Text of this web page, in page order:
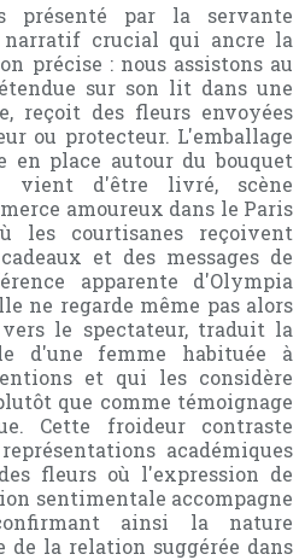
présenté par la servante
crucial qui ancre la
précise : nous assistons au
sur son lit dans une
reçoit des fleurs envoyées
ou protecteur. L'emballage
en place autour du bouquet
vient d'être livré, scène
amoureux dans le Paris
les courtisanes reçoivent
et des messages de
apparente d'Olympia
ne regarde même pas alors
le spectateur, traduit la
d'une femme habituée à
et qui les considère
que comme témoignage
Cette froideur contraste
académiques
fleurs où l'expression de
sentimentale accompagne
ainsi la nature
de la relation suggérée dans